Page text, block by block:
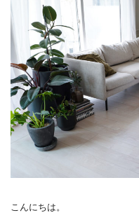
こんにちは。